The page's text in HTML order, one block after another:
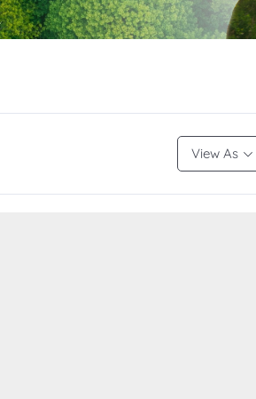
View As